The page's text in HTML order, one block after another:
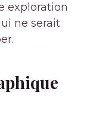
exploration
ne serait